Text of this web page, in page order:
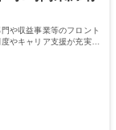
や収益事業等のフロント
やキャリア支援が充実し